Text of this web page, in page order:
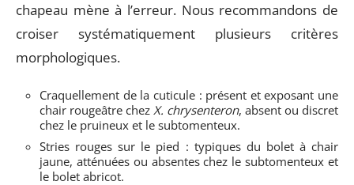
chapeau mène à l’erreur. Nous recommandons de
croiser systématiquement plusieurs critères
morphologiques.
Craquellement de la cuticule : présent et exposant une
chair rougeâtre chez X. chrysenteron, absent ou discret
chez le pruineux et le subtomenteux.
Stries rouges sur le pied : typiques du bolet à chair
jaune, atténuées ou absentes chez le subtomenteux et
le bolet abricot.